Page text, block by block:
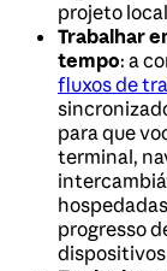
projeto local
Trabalhar
tempo: a
fluxos de
para que
terminal,
progresso